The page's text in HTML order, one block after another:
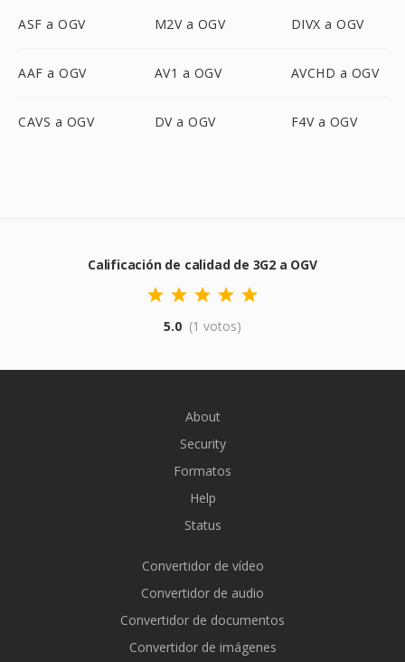
ASF a OGV M2V a OGV DIVX a OGV
AAF a OGV AV1 a OGV AVCHD a OGV
CAVS a OGV DV a OGV F4V a OGV
Calificación de calidad de 3G2 a OGV
5.0 (1 votos)
About
Security
Formatos
Help
Status
Convertidor de vídeo
Convertidor de audio
Convertidor de documentos
Convertidor de imágenes